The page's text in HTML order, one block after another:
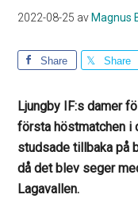
2022-08-25 av Magnus
Share Share
Ljungby IF:s damer
första höstmatchen i
studsade tillbaka på
då det blev seger
Lagavallen.